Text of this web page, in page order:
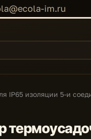
im.ru
IP65 изоляции 5-и